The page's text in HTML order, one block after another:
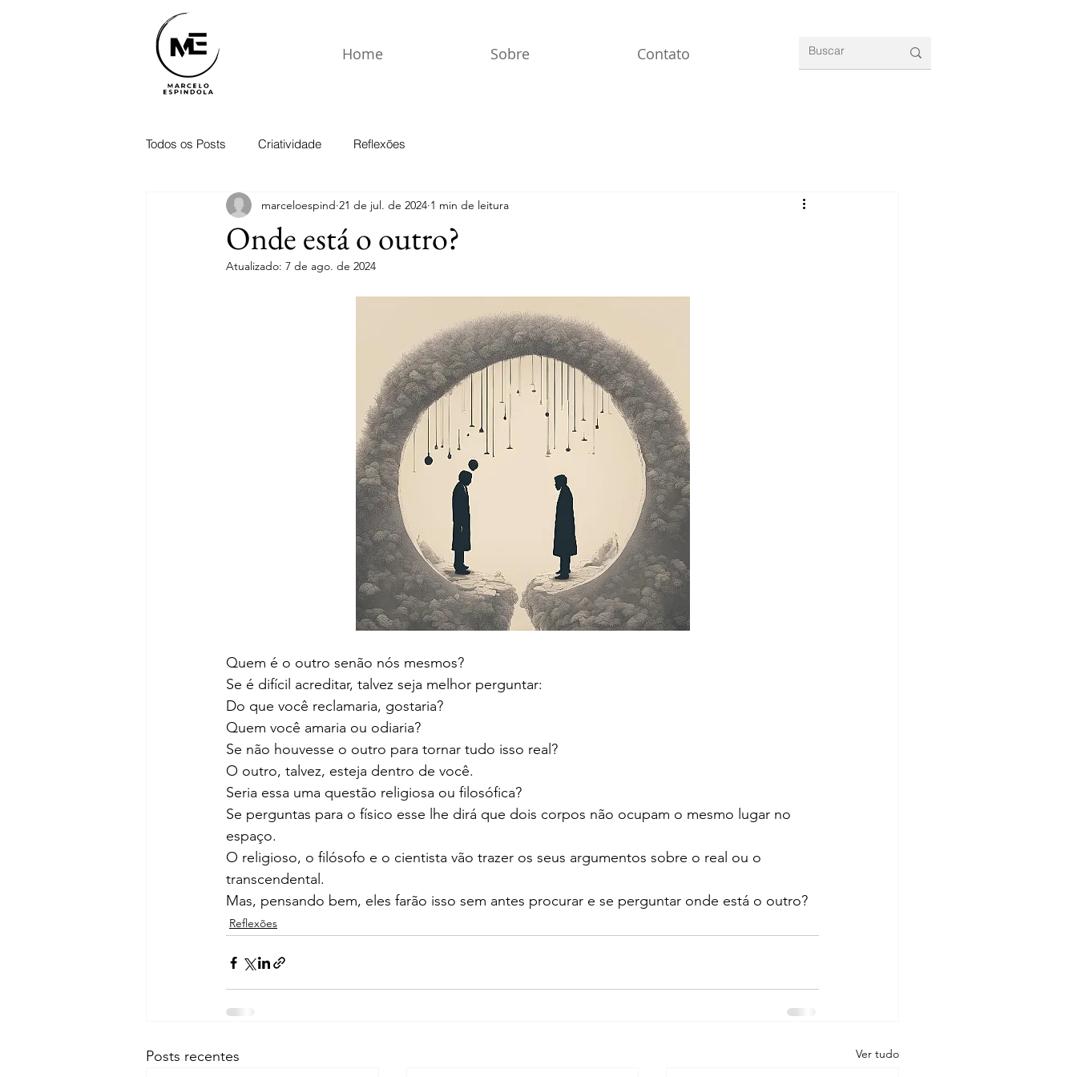
Home Sobre Contato
Todos os Posts Criatividade Reflexões
Onde está o outro?
marceloespind 21 de jul. de 2024 1 min de leitura
Atualizado: 7 de ago. de 2024
Quem é o outro senão nós mesmos?
Se é difícil acreditar, talvez seja melhor perguntar:
Do que você reclamaria, gostaria?
Quem você amaria ou odiaria?
Se não houvesse o outro para tornar tudo isso real?
O outro, talvez, esteja dentro de você.
Seria essa uma questão religiosa ou filosófica?
Se perguntas para o físico esse lhe dirá que dois corpos não ocupam o mesmo lugar no
espaço.
O religioso, o filósofo e o cientista vão trazer os seus argumentos sobre o real ou o
transcendental.
Mas, pensando bem, eles farão isso sem antes procurar e se perguntar onde está o outro?
Reflexões
Posts recentes Ver tudo